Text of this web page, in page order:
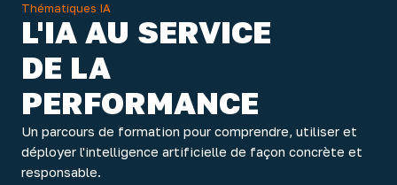
Thématiques IA
L'IA AU SERVICE
DE LA
PERFORMANCE
Un parcours de formation pour comprendre, utiliser et
déployer l'intelligence artificielle de façon concrète et
responsable.